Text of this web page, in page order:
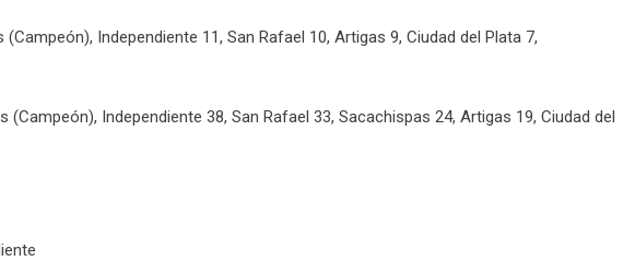
Independiente 11, San Rafael 10, Artigas 9, Ciudad del Plata 7,
(Campeón), Independiente 38, San Rafael 33, Sacachispas 24, Artigas 19, Ciudad del